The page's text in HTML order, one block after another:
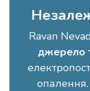
Ravan
джерело